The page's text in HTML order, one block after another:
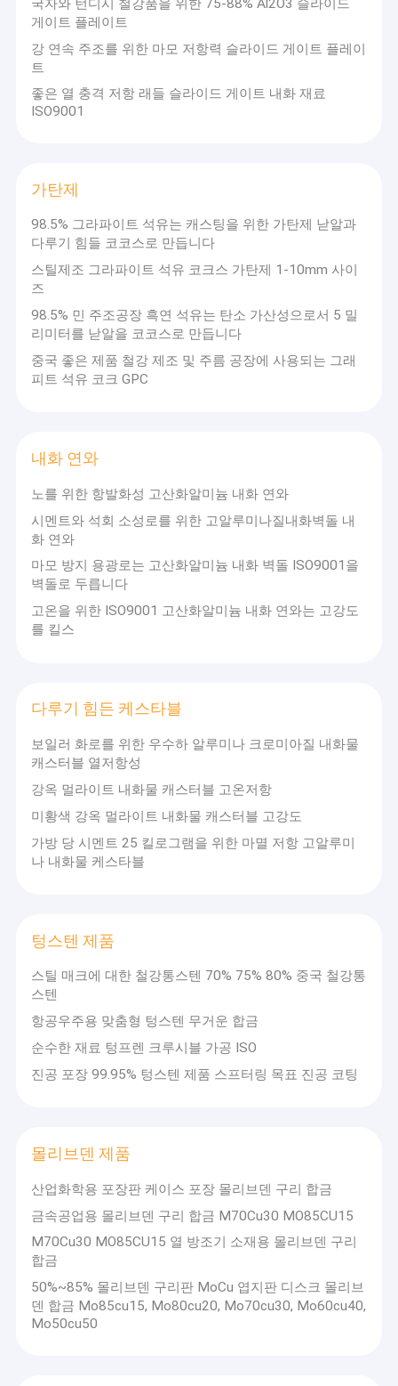
국자와 턴디시 철강품을 위한 75-88% Al2O3 슬라이드
게이트 플레이트
강 연속 주조를 위한 마모 저항력 슬라이드 게이트 플레이
트
좋은 열 충격 저항 래들 슬라이드 게이트 내화 재료
ISO9001
가탄제
98.5% 그라파이트 석유는 캐스팅을 위한 가탄제 낟알과
다루기 힘들 코코스로 만듭니다
스틸제조 그라파이트 석유 코크스 가탄제 1-10mm 사이
즈
98.5% 민 주조공장 흑연 석유는 탄소 가산성으로서 5 밀
리미터를 낟알을 코코스로 만듭니다
중국 좋은 제품 철강 제조 및 주름 공장에 사용되는 그래
피트 석유 코크 GPC
내화 연와
노를 위한 항발화성 고산화알미늄 내화 연와
시멘트와 석회 소성로를 위한 고알루미나질내화벽돌 내
화 연와
마모 방지 용광로는 고산화알미늄 내화 벽돌 ISO9001을
벽돌로 두릅니다
고온을 위한 ISO9001 고산화알미늄 내화 연와는 고강도
를 킬스
다루기 힘든 케스타블
보일러 화로를 위한 우수하 알루미나 크로미아질 내화물
캐스터블 열저항성
강옥 멀라이트 내화물 캐스터블 고온저항
미황색 강옥 멀라이트 내화물 캐스터블 고강도
가방 당 시멘트 25 킬로그램을 위한 마멸 저항 고알루미
나 내화물 케스타블
텅스텐 제품
스틸 매크에 대한 철강통스텐 70% 75% 80% 중국 철강통
스텐
항공우주용 맞춤형 텅스텐 무거운 합금
순수한 재료 텅프렌 크루시블 가공 ISO
진공 포장 99.95% 텅스텐 제품 스프터링 목표 진공 코팅
몰리브덴 제품
산업화학용 포장판 케이스 포장 몰리브덴 구리 합금
금속공업용 몰리브덴 구리 합금 M70Cu30 MO85CU15
M70Cu30 MO85CU15 열 방조기 소재용 몰리브덴 구리
합금
50%~85% 몰리브덴 구리판 MoCu 엽지판 디스크 몰리브
덴 합금 Mo85cu15, Mo80cu20, Mo70cu30, Mo60cu40,
Mo50cu50